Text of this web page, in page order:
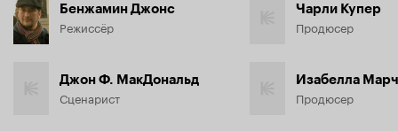
Бенжамин Джонс
Режиссёр
Джон Ф. МакДональд
Сценарист
Чарли Купер
Продюсер
Изабелла
Продюсер